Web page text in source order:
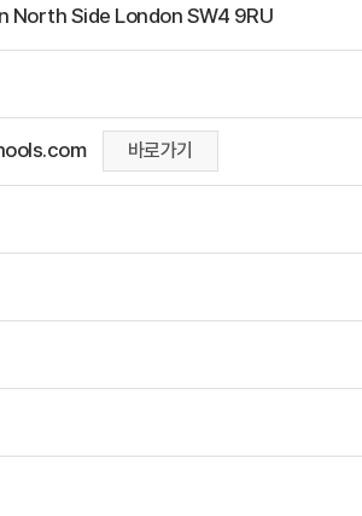
North Side London SW4 9RU
바로가기